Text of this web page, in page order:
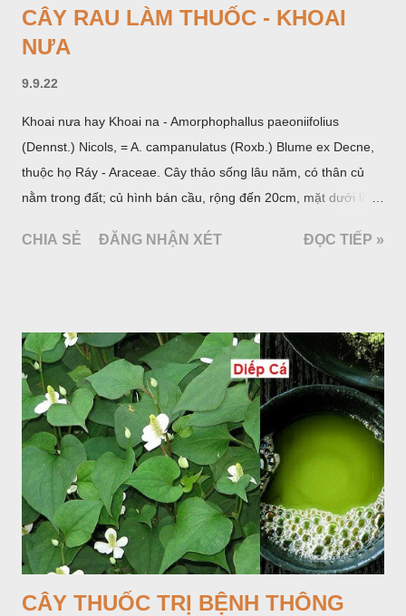
CÂY RAU LÀM THUỐC - KHOAI
NƯA
9.9.22
Khoai nưa hay Khoai na - Amorphophallus paeoniifolius
(Dennst.) Nicols, = A. campanulatus (Roxb.) Blume ex Decne,
thuộc họ Ráy - Araceae. Cây thảo sống lâu năm, có thân củ
nằm trong đất; củ hình bán cầu, rộng đến 20cm, mặt dưới lồi
quanh có 3-5 mấu lồi; vỏ củ màu nâu, thịt trắng vàng và cứng.
một mo to màu đỏ xanh có đốm trắng, mặt trong màu đỏ thẫm,
bao lấy một bong mo là một trục mang phần hoa cái ở dưới,
phần hoa đực ở trên. Khoai nưa phân bố ở Ấn độ, Myanma,
Trung quốc, Việt nam, Campuchia, Malaixia, Inđônêxia,
Philippin. Ở nước ta, khoai nưa mọc hoang rải rác ở khắp các
vùng rừng núi, được bà con nhiều địa phương đem về trồng từ
lâu đời ở trong vườn, quanh bờ ao, dọc hàng rào và trên các
đồi để làm thức ăn cho người và gia súc, gặp nhiều ở các tỉnh
Lạng s...
CHIA SẺ ĐĂNG NHẬN XÉT ĐỌC TIẾP »
CÂY THUỐC TRỊ BỆNH THÔNG